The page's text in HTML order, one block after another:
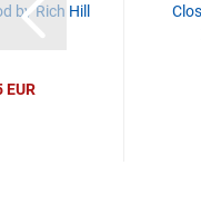
by Rich Hill
EUR